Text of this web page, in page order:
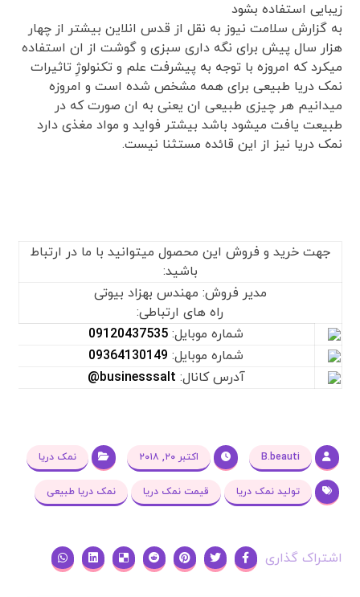
زیبایی استفاده بشود
به گزارش سلامت نیوز به نقل از قدس انلاین بیشتر از چهار
هزار سال پیش برای نگه داری سبزی و گوشت از ان استفاده
میکرد که امروزه با توجه به پیشرفت علم و تکنولوژِ تاثیرات
نمک دریا طبیعی برای همه مشخص شده است و امروزه
میدانیم هر چیزی طبیعی ان یعنی به ان صورت که در
طبیعت یافت میشود باشد بیشتر فواید و مواد مغذی دارد
نمک دریا نیز از این قائده مستثنا نیست.
جهت خرید و فروش این محصول میتوانید با ما در ارتباط
باشید:
مدیر فروش: مهندس بهزاد بیوتی
راه های ارتباطی:
شماره موبایل: 09120437535
شماره موبایل: 09364130149
آدرس کانال: businesssalt@
B.beauti اکتبر ۲۰, ۲۰۱۸ نمک دریا
تولید نمک دریا قیمت نمک دریا نمک دریا طبیعی